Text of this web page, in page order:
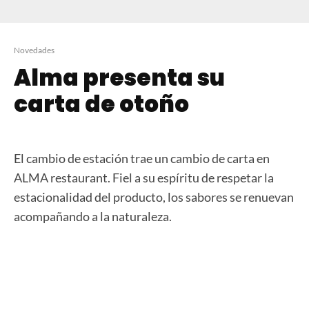
Novedades
Alma presenta su
carta de otoño
El cambio de estación trae un cambio de carta en
ALMA restaurant. Fiel a su espíritu de respetar la
estacionalidad del producto, los sabores se renuevan
acompañando a la naturaleza.